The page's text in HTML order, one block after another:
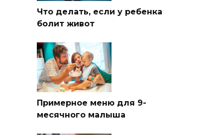
Что делать, если у ребенка
болит живот
Примерное меню для 9-
месячного малыша